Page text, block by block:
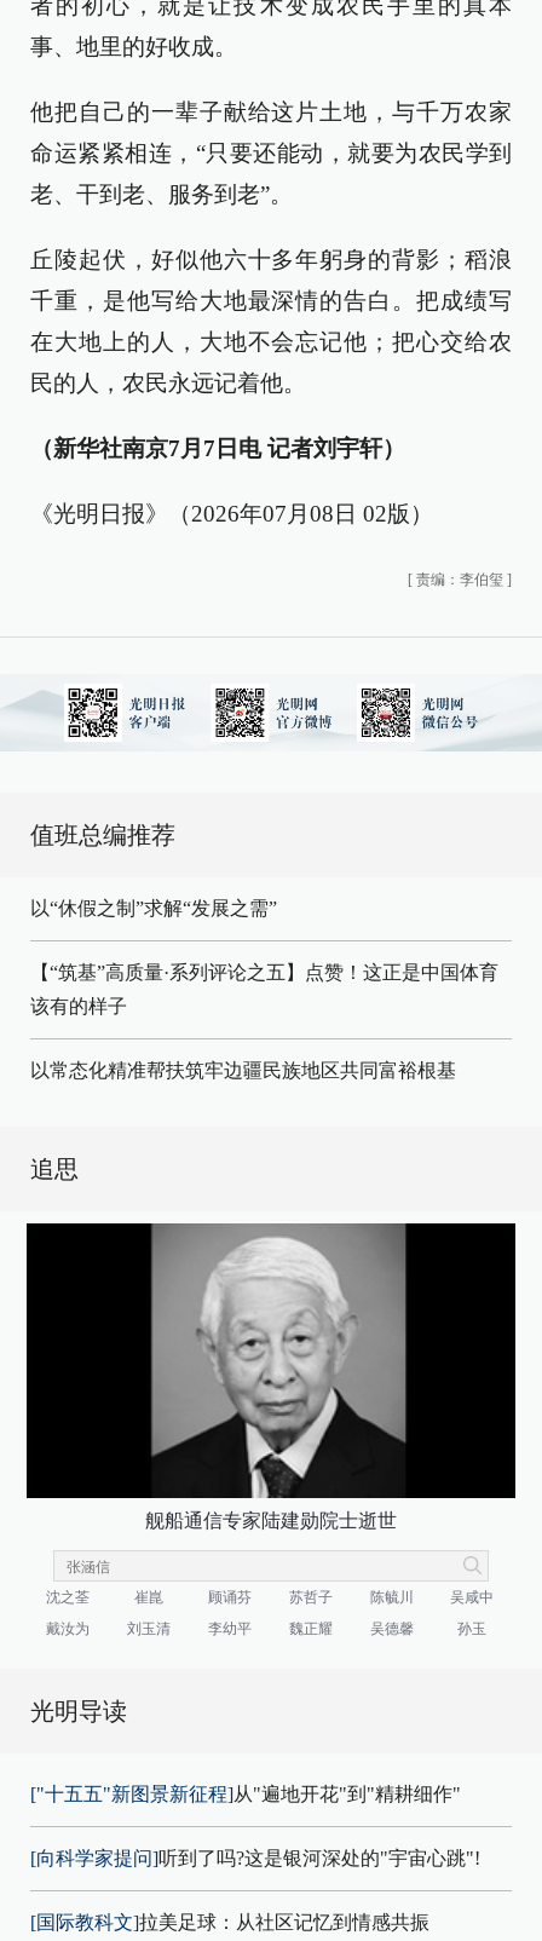
者的初心，就是让技术变成农民手里的真本
事、地里的好收成。
他把自己的一辈子献给这片土地，与千万农家
命运紧紧相连，“只要还能动，就要为农民学到
老、干到老、服务到老”。
丘陵起伏，好似他六十多年躬身的背影；稻浪
千重，是他写给大地最深情的告白。把成绩写
在大地上的人，大地不会忘记他；把心交给农
民的人，农民永远记着他。
（新华社南京7月7日电 记者刘宇轩）
《光明日报》（2026年07月08日 02版）
[ 责编：李伯玺 ]
值班总编推荐
以“休假之制”求解“发展之需”
【“筑基”高质量·系列评论之五】点赞！这正是中国体育
该有的样子
以常态化精准帮扶筑牢边疆民族地区共同富裕根基
追思
舰船通信专家陆建勋院士逝世
沈之荃 崔崑 顾诵芬 苏哲子 陈毓川
吴咸中
戴汝为
刘玉清 李幼平 魏正耀 吴德馨 孙玉
光明导读
["十五五"新图景新征程]从"遍地开花"到"精耕细作"
[向科学家提问]听到了吗?这是银河深处的"宇宙心跳"!
[国际教科文]拉美足球：从社区记忆到情感共振